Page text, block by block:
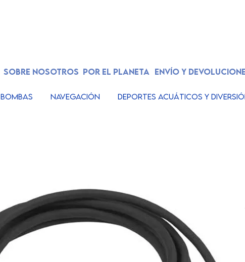
SOBRE NOSOTROS POR EL PLANETA ENVÍO Y
Bombas Navegación Deportes acuáticos y